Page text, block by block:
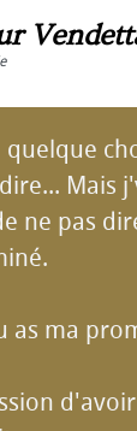
quelque
Mais
ne pas
as ma